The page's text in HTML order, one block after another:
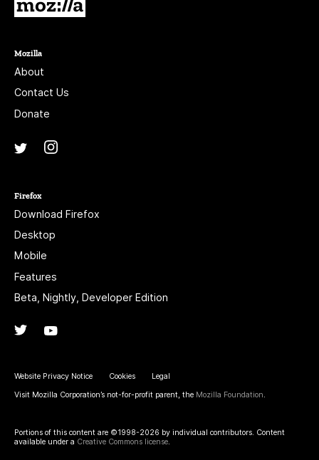
Mozilla
About
Contact Us
Donate
Twitter
Firefox
Download Firefox
Desktop
Mobile
Features
Beta, Nightly, Developer Edition
Twitter
Website Privacy Notice Cookies Legal
Visit Mozilla Corporation’s not-for-profit parent, the Mozilla Foundation.
Portions of this content are ©1998-2026 by individual contributors. Content
available under a Creative Commons license.